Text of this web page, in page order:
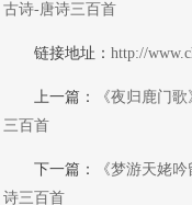
古诗-唐诗三百首
链接地址： http://
上一篇：
《夜归鹿门
三百首
下一篇：
《梦游天姥
诗三百首